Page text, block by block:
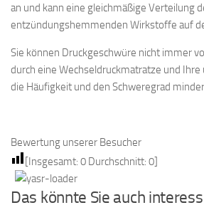
an und kann eine gleichmäßige Verteilung
entzündungshemmenden Wirkstoffe auf
Sie können Druckgeschwüre nicht immer
durch eine Wechseldruckmatratze und
die Häufigkeit und den Schweregrad
Bewertung unserer Besucher
[Insgesamt: 0 Durchschnitt: 0]
Das könnte Sie auch